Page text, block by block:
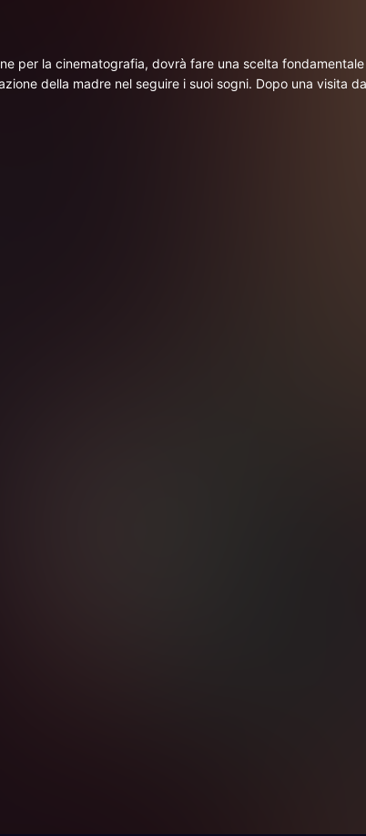
per la cinematografia, dovrà fare una scelta
della madre nel seguire i suoi sogni. Dopo una visita